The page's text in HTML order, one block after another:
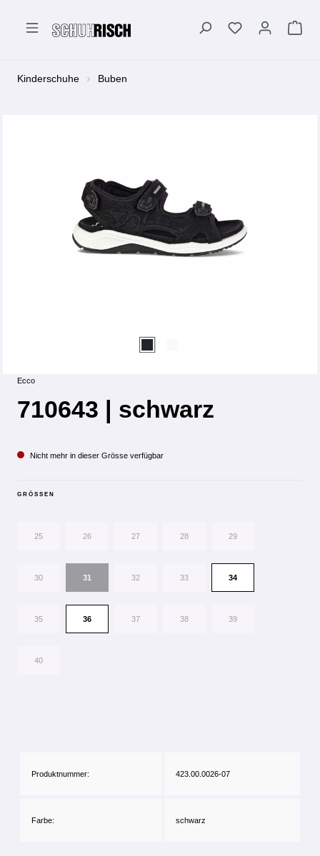
Kinderschuhe Buben
Ecco
710643 | schwarz
Nicht mehr in dieser Grösse verfügbar
GRÖSSEN
25 26 27 28 29
30 31 32 33 34
35 36 37 38 39
40
Produktnummer: 423.00.0026-07
Farbe: schwarz